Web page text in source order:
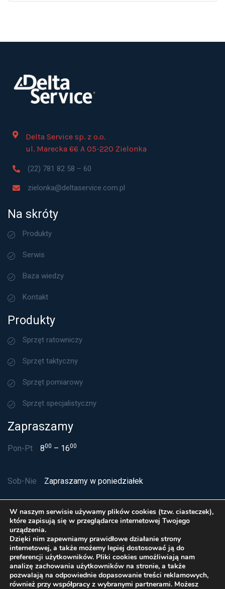
Delta Service sp. z o.o.
ul. Marecka 66 A 05-220 Zielonka
(22) 781 82 58 – 60
zielonka@deltaservice.com.pl
Na skróty
Produkty
Serwis
Baza wiedzy
Kontakt
Produkty
Sprzęt ratowniczy
Sprzęt taktyczny
Sprzęt pomiarowy
Sprzęt specjalistyczny
Zapraszamy
Pon-Pt 800 – 1600
Sob-Nie Zapraszamy w poniedziałek
W naszym serwisie używamy plików cookies (tzw. ciasteczek),
które zapisują się w przeglądarce internetowej Twojego
urządzenia.
Dzięki nim zapewniamy prawidłowe działanie strony
internetowej, a także możemy lepiej dostosować ją do
preferencji użytkowników. Pliki cookies umożliwiają nam
analizę zachowania użytkowników na stronie, a także
pozwalają na odpowiednie dopasowanie treści reklamowych,
również przy współpracy z wybranymi partnerami. Możesz